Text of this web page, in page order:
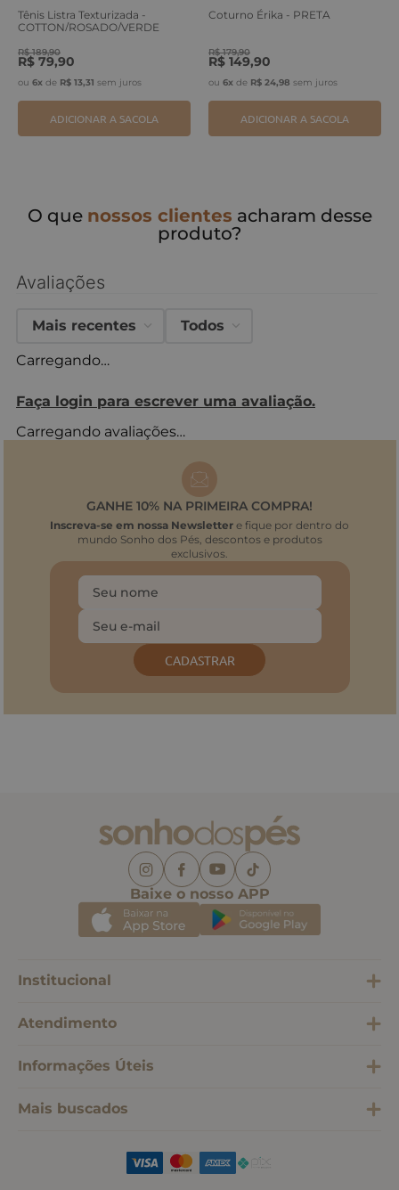
Tênis Listra Texturizada -
COTTON/ROSADO/VERDE
R$ 189,90
R$ 79,90
ou 6x de R$ 13,31 sem juros
ADICIONAR A SACOLA
Coturno Érika - PRETA
R$ 179,90
R$ 149,90
ou 6x de R$ 24,98 sem juros
ADICIONAR A SACOLA
O que nossos clientes acharam desse
produto?
Avaliações
Carregando…
Faça login para escrever uma avaliação.
Mais recentes Todos
Carregando avaliações…
GANHE 10% NA PRIMEIRA COMPRA!
Inscreva-se em nossa Newsletter e fique por dentro do
mundo Sonho dos Pés, descontos e produtos
exclusivos.
CADASTRAR
Baixe o nosso APP
Institucional
Atendimento
Informações Úteis
Mais buscados